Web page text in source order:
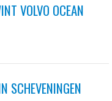
VOLVO OCEAN
SCHEVENINGEN